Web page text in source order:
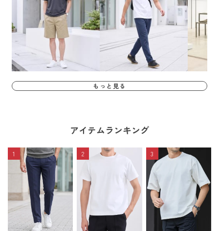
もっと見る
アイテムランキング
1 2 3